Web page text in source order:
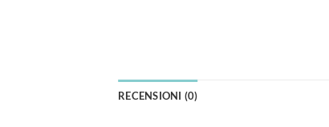
RECENSIONI (0)